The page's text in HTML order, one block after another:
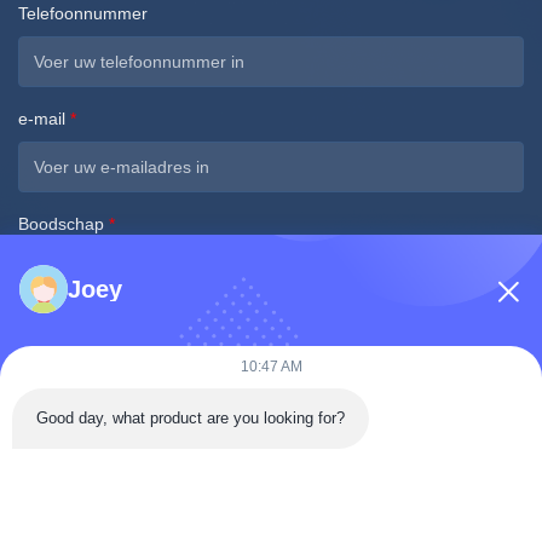
Telefoonnummer
e-mail *
Boodschap *
Nu indienen
Joey
10:47 AM
Good day, what product are you looking for?